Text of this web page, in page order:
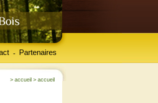
Partenaires
-
> accueil > accueil